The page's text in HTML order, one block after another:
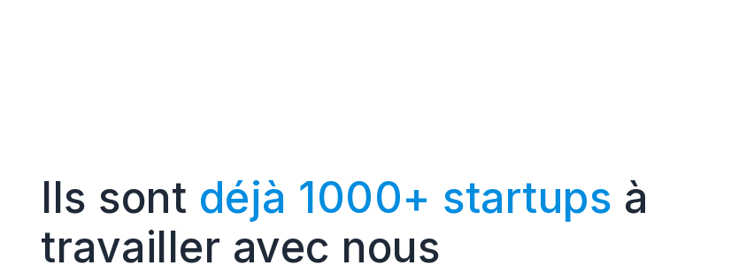
Ils sont déjà 1000+ startups à
travailler avec nous